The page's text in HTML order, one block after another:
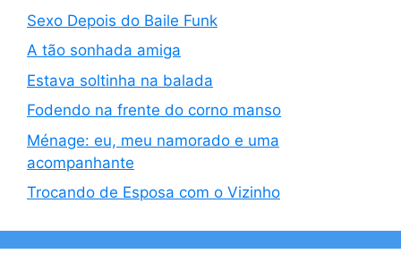
Sexo Depois do Baile Funk
A tão sonhada amiga
Estava soltinha na balada
Fodendo na frente do corno manso
Ménage: eu, meu namorado e uma
acompanhante
Trocando de Esposa com o Vizinho